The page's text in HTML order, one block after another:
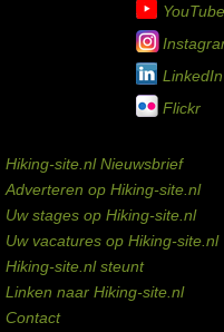
YouTube
LinkedIn
Flickr
Hiking-site.nl Nieuwsbrief
Adverteren op Hiking-site.nl
Uw stages op Hiking-site.nl
Uw vacatures op Hiking-site.nl
Hiking-site.nl steunt
Linken naar Hiking-site.nl
Contact